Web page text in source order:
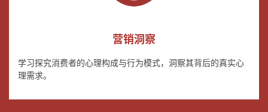
营销洞察
学习探究消费者的心理构成与行为模式，洞察其背后的真实心
理需求。